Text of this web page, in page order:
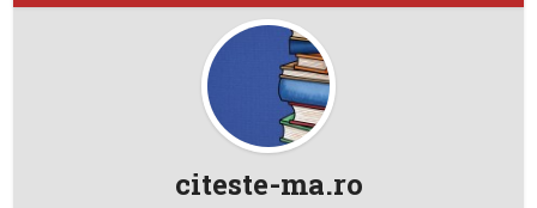
citeste-ma.ro